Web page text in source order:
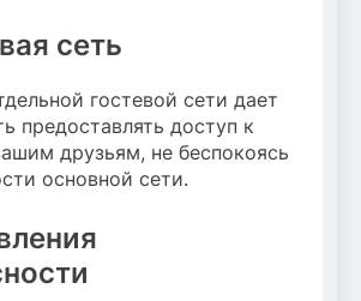
сеть
гостевой сети дает
предоставлять доступ к
друзьям, не беспокоясь
основной сети.